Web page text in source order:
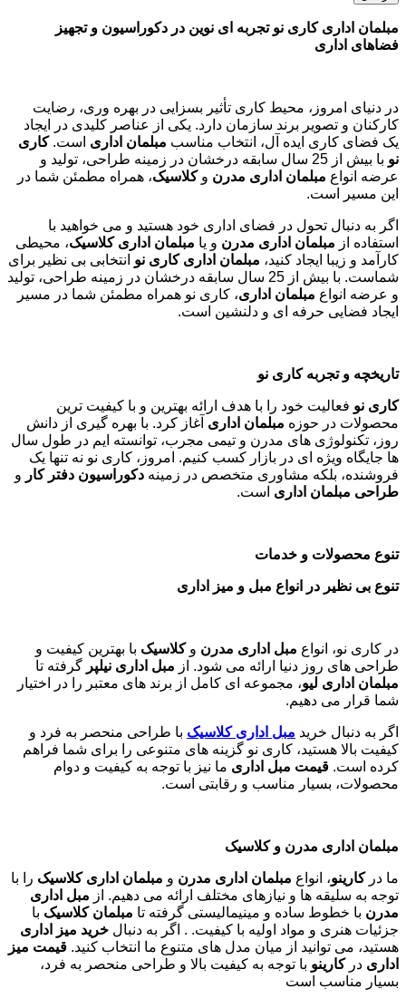
مبلمان اداری کاری نو تجربه ای نوین در دکوراسیون و تجهیز
فضاهای اداری
در دنیای امروز، محیط کاری تأثیر بسزایی در بهره وری، رضایت
کارکنان و تصویر برند سازمان دارد. یکی از عناصر کلیدی در ایجاد
یک فضای کاری ایده آل، انتخاب مناسب مبلمان اداری است.کاری
نو
با بیش از 25 سال سابقه درخشان در زمینه طراحی، تولید و
عرضه انواع مبلمان اداری مدرن وکلاسیک، همراه مطمئن شما در
این مسیر است.
اگر به دنبال تحول در فضای اداری خود هستید و می خواهید با
استفاده از مبلمان اداری مدرن و یا مبلمان اداری کلاسیک، محیطی
کارآمد و زیبا ایجاد کنید، مبلمان اداری کاری نو انتخابی بی نظیر برای
شماست. با بیش از 25 سال سابقه درخشان در زمینه طراحی، تولید
و عرضه انواع مبلمان اداری، کاری نو همراه مطمئن شما در مسیر
ایجاد فضایی حرفه ای و دلنشین است.
تاریخچه و تجربه کاری نو
کاری نو فعالیت خود را با هدف ارائه بهترین و با کیفیت ترین
محصولات در حوزه مبلمان اداری آغاز کرد. با بهره گیری از دانش
روز، تکنولوژی های مدرن و تیمی مجرب، توانسته ایم در طول سال
ها جایگاه ویژه ای در بازار کسب کنیم. امروز، کاری نو نه تنها یک
فروشنده، بلکه مشاوری متخصص در زمینه دکوراسیون دفتر کار و
طراحی مبلمان اداری است.
تنوع محصولات و خدمات
تنوع بی نظیر در انواع مبل و میز اداری
در کاری نو، انواع مبل اداری مدرن وکلاسیک با بهترین کیفیت و
طراحی های روز دنیا ارائه می شود. از مبل اداری نیلپر گرفته تا
مبلمان اداری لیو، مجموعه ای کامل از برند های معتبر را در اختیار
شما قرار می دهیم.
اگر به دنبال خرید مبل اداری کلاسیک با طراحی منحصر به فرد و
کیفیت بالا هستید، کاری نو گزینه های متنوعی را برای شما فراهم
کرده است. قیمت مبل اداری ما نیز با توجه به کیفیت و دوام
محصولات، بسیار مناسب و رقابتی است.
مبلمان اداری مدرن و کلاسیک
ما درکارینو، انواع مبلمان اداری مدرن و مبلمان اداری کلاسیک را با
توجه به سلیقه ها و نیازهای مختلف ارائه می دهیم. از مبل اداری
مدرن با خطوط ساده و مینیمالیستی گرفته تا مبلمان کلاسیک با
جزئیات هنری و مواد اولیه با کیفیت. . اگر به دنبال خرید میز اداری
هستید، می توانید از میان مدل های متنوع ما انتخاب کنید. قیمت میز
اداری درکارینو با توجه به کیفیت بالا و طراحی منحصر به فرد،
بسیار مناسب است